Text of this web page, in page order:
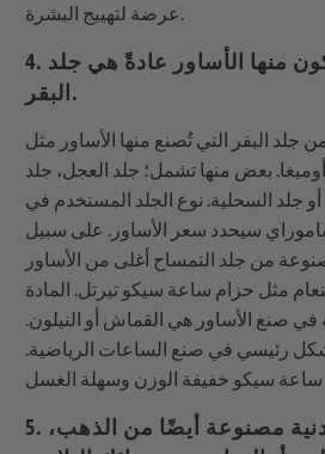
عرضة لتهييج البشرة.
4. المادة التي تتكون منها الأساور عادةً هي جلد
البقر.
جلد البقر التي تُصنع منها الأساور مثل
بعض منها تشمل؛ جلد العجل، جلد
أو جلد السحلية. نوع الجلد المستخدم في
سيحدد سعر الأساور. على سبيل
من جلد التمساح أغلى من الأساور
مثل حزام ساعة سيكو تيرتل. المادة
في صنع الأساور هي القماش أو النيلون.
رئيسي في صنع الساعات الرياضية.
5. الأساور المعدنية مصنوعة أيضًا من الذهب،